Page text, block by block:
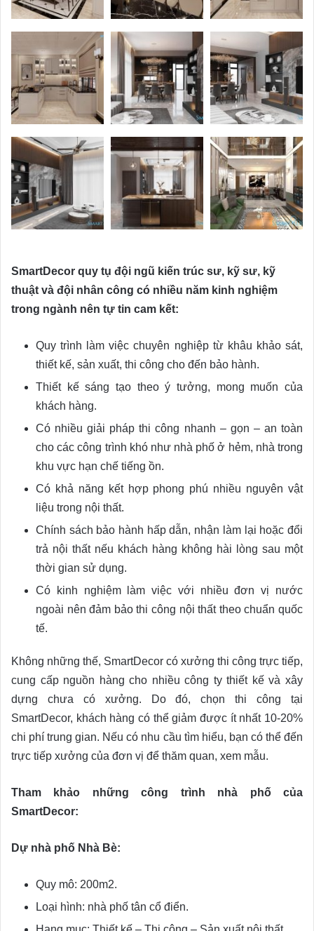
SmartDecor quy tụ đội ngũ kiến trúc sư, kỹ sư, kỹ
thuật và đội nhân công có nhiều năm kinh nghiệm
trong ngành nên tự tin cam kết:
Quy trình làm việc chuyên nghiệp từ khâu khảo sát,
thiết kế, sản xuất, thi công cho đến bảo hành.
Thiết kế sáng tạo theo ý tưởng, mong muốn của
khách hàng.
Có nhiều giải pháp thi công nhanh – gọn – an toàn
cho các công trình khó như nhà phố ở hẻm, nhà trong
khu vực hạn chế tiếng ồn.
Có khả năng kết hợp phong phú nhiều nguyên vật
liệu trong nội thất.
Chính sách bảo hành hấp dẫn, nhận làm lại hoặc đổi
trả nội thất nếu khách hàng không hài lòng sau một
thời gian sử dụng.
Có kinh nghiệm làm việc với nhiều đơn vị nước
ngoài nên đảm bảo thi công nội thất theo chuẩn quốc
tế.
Không những thế, SmartDecor có xưởng thi công trực tiếp,
cung cấp nguồn hàng cho nhiều công ty thiết kế và xây
dựng chưa có xưởng. Do đó, chọn thi công tại
SmartDecor, khách hàng có thể giảm được ít nhất 10-20%
chi phí trung gian. Nếu có nhu cầu tìm hiểu, bạn có thể đến
trực tiếp xưởng của đơn vị để thăm quan, xem mẫu.
Tham khảo những công trình nhà phố của
SmartDecor:
Dự nhà phố Nhà Bè:
Quy mô: 200m2.
Loại hình: nhà phố tân cổ điển.